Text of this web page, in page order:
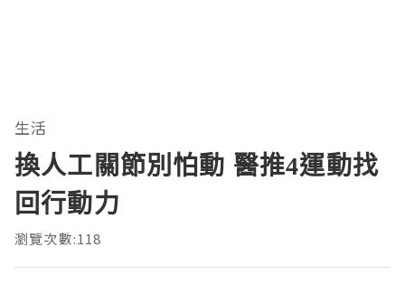
生活
換人工關節別怕動 醫推4運動找
回行動力
瀏覽次數:118